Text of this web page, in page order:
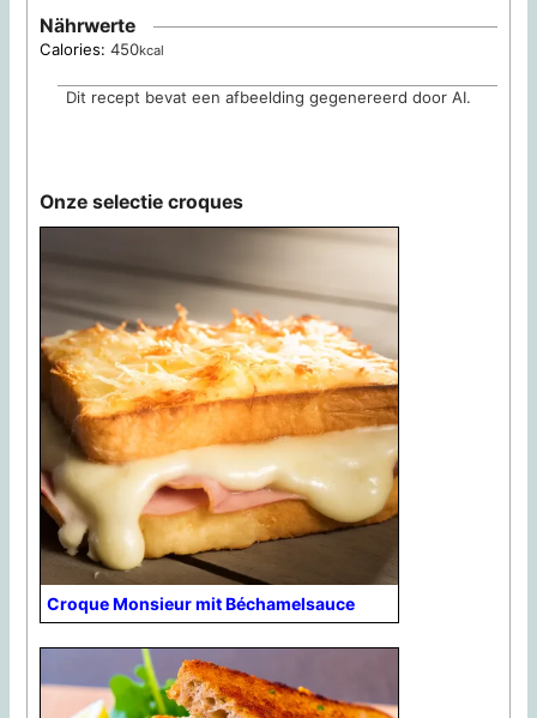
Nährwerte
Calories:450kcal
Dit recept bevat een afbeelding gegenereerd door AI.
Onze selectie croques
Croque Monsieur mit Béchamelsauce